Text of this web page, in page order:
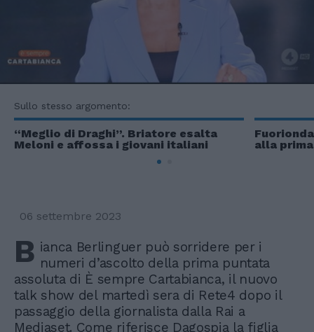
Sullo stesso argomento:
“Meglio di Draghi”. Briatore esalta
Meloni e affossa i giovani italiani
alla
06 settembre 2023
B ianca Berlinguer può sorridere per i
numeri d’ascolto della prima puntata
assoluta di È sempre Cartabianca, il nuovo
talk show del martedì sera di Rete4 dopo il
passaggio della giornalista dalla Rai a
Mediaset. Come riferisce Dagospia la figlia